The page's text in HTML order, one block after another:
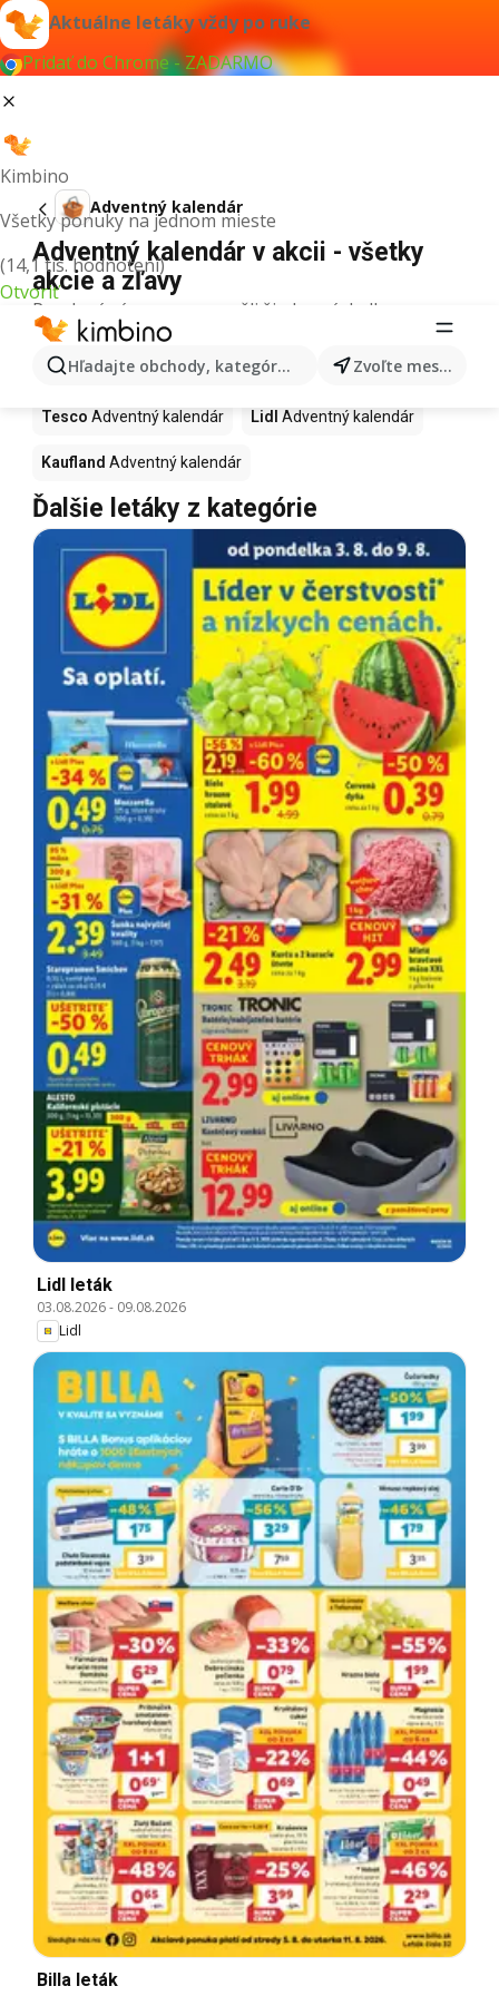
Aktuálne letáky vždy po ruke
Pridať do Chrome - ZADARMO
Kimbino
Všetky ponuky na jednom mieste
(14,1 tis. hodnotení)
Otvoriť
Hľadajte obchody, kategórie, produkty... Zvoľte mesto
Adventný kalendár
Adventný kalendár v akcii - všetky
akcie a zľavy
Pre daný výraz sme nenašli žiadne výsledky.
Adventný kalendár v akcii - Kde
kúpiť?
Tesco Adventný kalendár Lidl Adventný kalendár
Kaufland Adventný kalendár
Ďalšie letáky z kategórie
Lidl leták
03.08.2026- 09.08.2026
Lidl
Billa leták